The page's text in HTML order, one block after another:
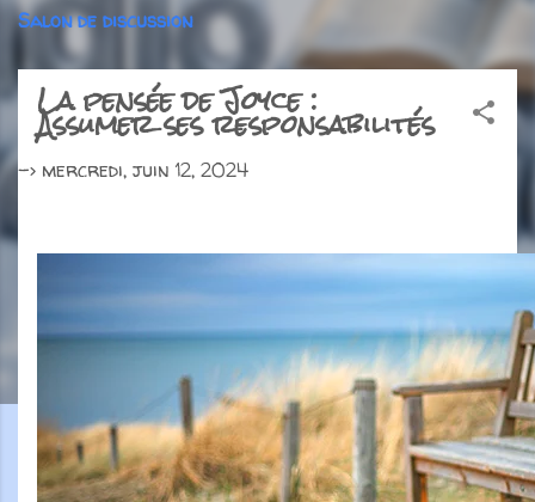
Salon de discussion
La pensée de Joyce :
Assumer ses responsabilités
-> mercredi, juin 12, 2024